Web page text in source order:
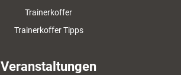
Trainerkoffer
Trainerkoffer Tipps
Veranstaltungen